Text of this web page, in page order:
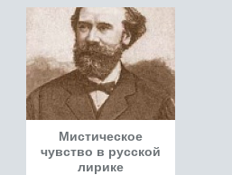
Мистическое
чувство в русской
лирике